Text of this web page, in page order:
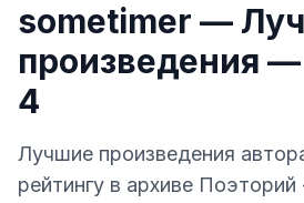
sometimer —
произведения
4
Лучшие произведения
рейтингу в архиве